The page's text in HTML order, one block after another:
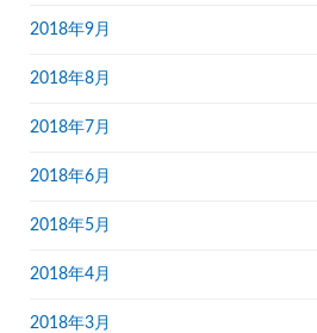
2018年9月
2018年8月
2018年7月
2018年6月
2018年5月
2018年4月
2018年3月